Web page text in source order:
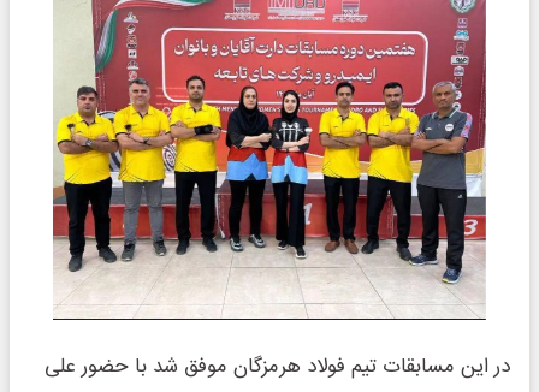
در این مسابقات تیم فولاد هرمزگان موفق شد با حضور علی